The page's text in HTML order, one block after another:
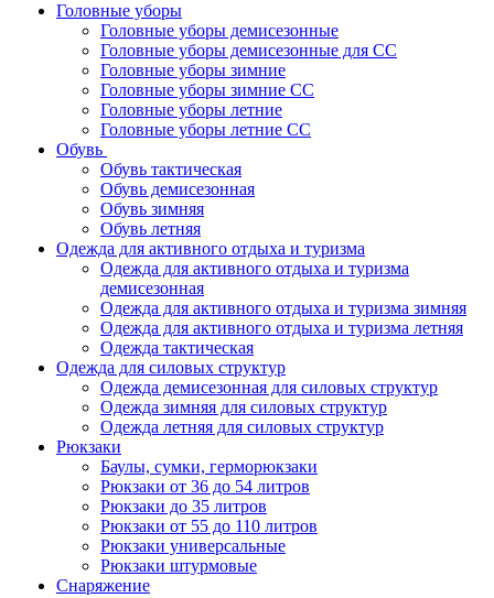
Головные уборы
Головные уборы демисезонные
Головные уборы демисезонные для СС
Головные уборы зимние
Головные уборы зимние СС
Головные уборы летние
Головные уборы летние СС
Обувь
Обувь тактическая
Обувь демисезонная
Обувь зимняя
Обувь летняя
Одежда для активного отдыха и туризма
Одежда для активного отдыха и туризма
демисезонная
Одежда для активного отдыха и туризма зимняя
Одежда для активного отдыха и туризма летняя
Одежда тактическая
Одежда для силовых структур
Одежда демисезонная для силовых структур
Одежда зимняя для силовых структур
Одежда летняя для силовых структур
Рюкзаки
Баулы, сумки, герморюкзаки
Рюкзаки от 36 до 54 литров
Рюкзаки до 35 литров
Рюкзаки от 55 до 110 литров
Рюкзаки универсальные
Рюкзаки штурмовые
Снаряжение